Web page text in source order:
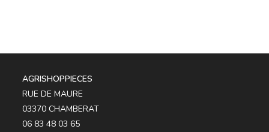
AGRISHOPPIECES
RUE DE MAURE
03370 CHAMBERAT
06 83 48 03 65